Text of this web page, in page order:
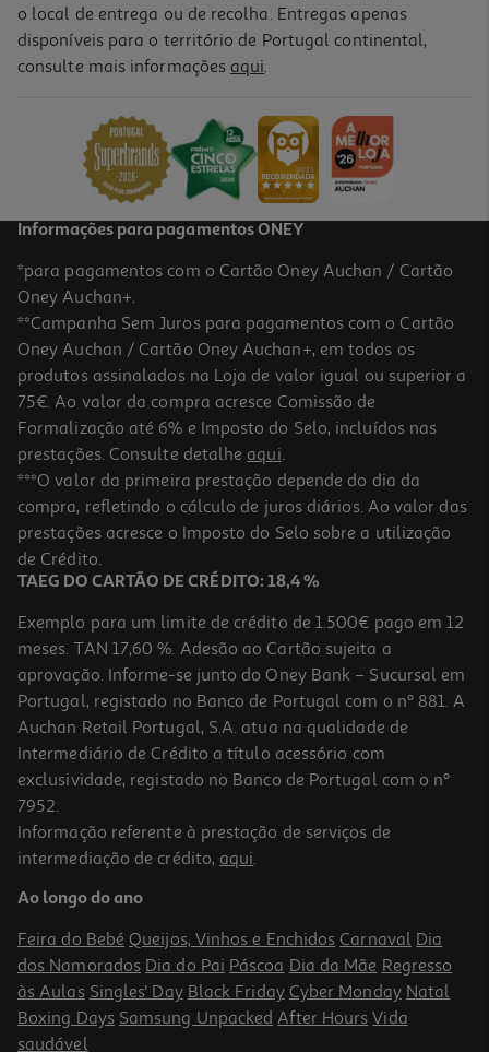
Jogo Domino Evolutivo Chicco
12,99 €
5.0
Bateria Mágica One Two Fun
19.99 €/un
19,99 €
Camaleão One Two Fun Arco-Íris 28cm
24.99 €/un
24,99 €
o local de entrega ou de recolha. Entregas apenas
disponíveis para o território de Portugal continental,
consulte mais informações aqui.
Informações para pagamentos ONEY
*para pagamentos com o Cartão Oney Auchan / Cartão
Oney Auchan+.
**Campanha Sem Juros para pagamentos com o Cartão
Oney Auchan / Cartão Oney Auchan+, em todos os
produtos assinalados na Loja de valor igual ou superior a
75€. Ao valor da compra acresce Comissão de
Formalização até 6% e Imposto do Selo, incluídos nas
prestações. Consulte detalhe aqui.
***O valor da primeira prestação depende do dia da
compra, refletindo o cálculo de juros diários. Ao valor das
prestações acresce o Imposto do Selo sobre a utilização
de Crédito.
TAEG DO CARTÃO DE CRÉDITO: 18,4 %
Exemplo para um limite de crédito de 1.500€ pago em 12
meses. TAN 17,60 %. Adesão ao Cartão sujeita a
aprovação. Informe-se junto do Oney Bank – Sucursal em
Portugal, registado no Banco de Portugal com o nº 881. A
Auchan Retail Portugal, S.A. atua na qualidade de
Intermediário de Crédito a título acessório com
exclusividade, registado no Banco de Portugal com o nº
7952.
Informação referente à prestação de serviços de
intermediação de crédito, aqui.
Ao longo do ano
Feira do Bebé Queijos, Vinhos e Enchidos Carnaval Dia
dos Namorados Dia do Pai Páscoa Dia da Mãe Regresso
às Aulas Singles' Day Black Friday Cyber Monday Natal
Boxing Days Samsung Unpacked After Hours Vida
saudável